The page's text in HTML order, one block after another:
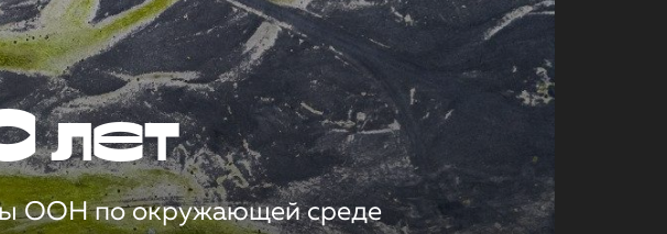
лет
ООН по окружающей среде